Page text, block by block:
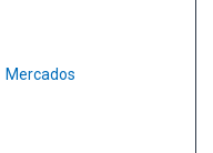
Mercados